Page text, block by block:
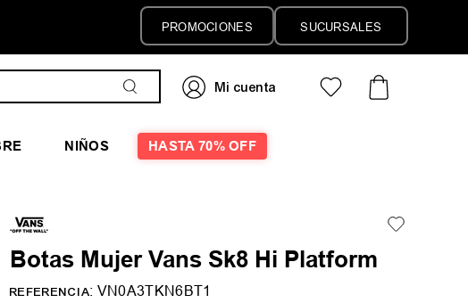
PROMOCIONES SUCURSALES
NIÑOS HASTA 70% OFF
Botas Mujer Vans Sk8 Hi Platform
REFERENCIA: VN0A3TKN6BT1